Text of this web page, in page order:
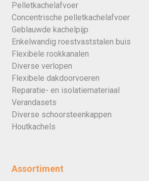
Pelletkachelafvoer
Concentrische pelletkachelafvoer
Geblauwde kachelpijp
Enkelwandig roestvaststalen buis
Flexibele rookkanalen
Diverse verlopen
Flexibele dakdoorvoeren
Reparatie- en isolatiemateriaal
Verandasets
Diverse schoorsteenkappen
Houtkachels
Assortiment